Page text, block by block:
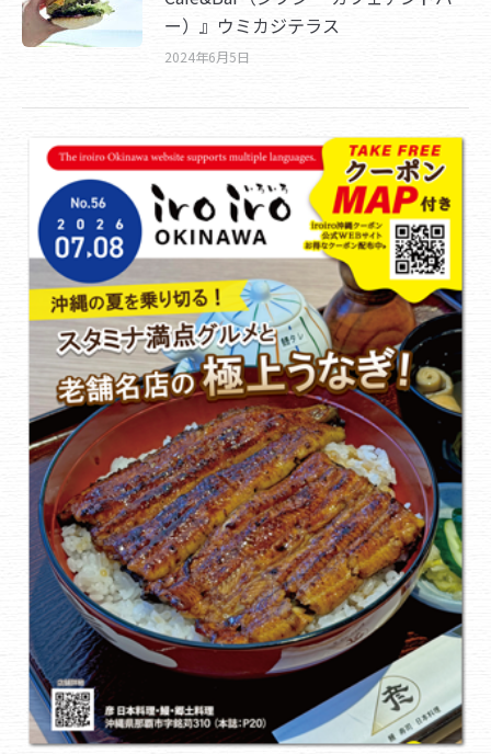
ー）』ウミカジテラス
2024年6月5日